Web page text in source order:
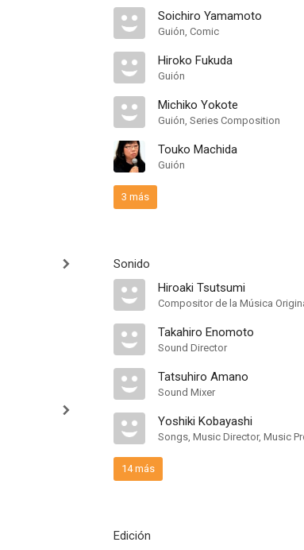
Soichiro Yamamoto
Guión, Comic
Hiroko Fukuda
Guión
Michiko Yokote
Guión, Series Composition
Touko Machida
Guión
3 más
Sonido
Hiroaki Tsutsumi
Compositor de la Música
Takahiro Enomoto
Sound Director
Tatsuhiro Amano
Sound Mixer
Yoshiki Kobayashi
Songs, Music Director, Music
14 más
Edición